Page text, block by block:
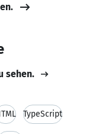
sehen.
TypeScript